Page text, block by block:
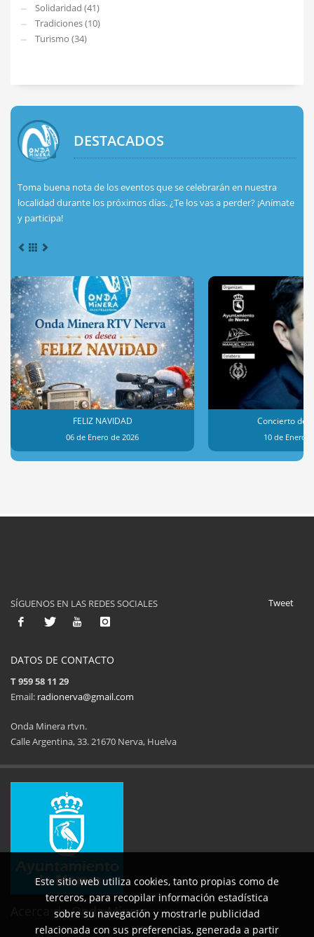
Solidaridad (41)
Tradiciones (10)
Turismo (34)
DESTACADOS
Toma buena nota de los eventos que se celebrarán en nuestra
localidad durante los próximos días. ¿Te los vas a perder? ¡Anímate
y participa!
FELIZ NAVIDAD
06 de Enero de 2026
Concierto de
10 de Enero
11ª Feria del Jamón 34 Memorial
Tweet
SÍGUENOS EN LAS REDES SOCIALES
DATOS DE CONTACTO
T 959 58 11 29
Email: radionerva@gmail.com
Onda Minera rtvn.
Calle Argentina, 33. 21670 Nerva, Huelva
Acerca de Onda Minera
Este sitio web utiliza cookies, tanto propias como de
terceros, para recopilar información estadística
sobre su navegación y mostrarle publicidad
relacionada con sus preferencias, generada a partir